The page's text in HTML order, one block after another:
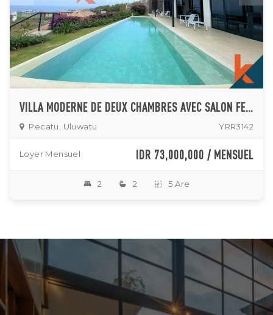
VILLA MODERNE DE DEUX CHAMBRES AVEC SALON FERMÉ ET VUE SUR LA MER À ULUWATU
Pecatu, Uluwatu YRR3142
Loyer Mensuel IDR 73,000,000 / MENSUEL
2 2 5 Are